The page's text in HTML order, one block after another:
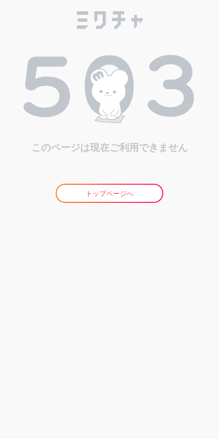
このページは現在ご利用できません